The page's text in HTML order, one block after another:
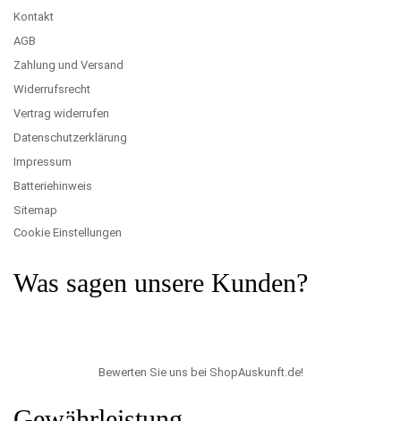
Kontakt
AGB
Zahlung und Versand
Widerrufsrecht
Vertrag widerrufen
Datenschutzerklärung
Impressum
Batteriehinweis
Sitemap
Cookie Einstellungen
Was sagen unsere Kunden?
Bewerten Sie uns bei ShopAuskunft.de!